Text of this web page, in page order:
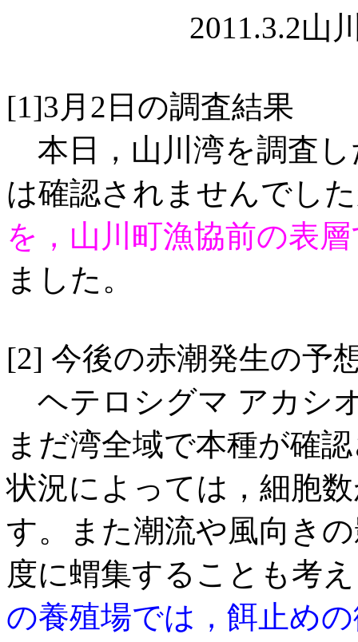
2011.3.2山
[1]3月2日の調査結果
本日，山川湾を調査し
は確認されませんでし
を，山川町漁協前の表層
ました。
[2] 今後の赤潮発生の予
ヘテロシグマ アカシ
まだ湾全域で本種が確
状況によっては，細胞
す。また潮流や風向き
度に蝟集することも考
の養殖場では，餌止め